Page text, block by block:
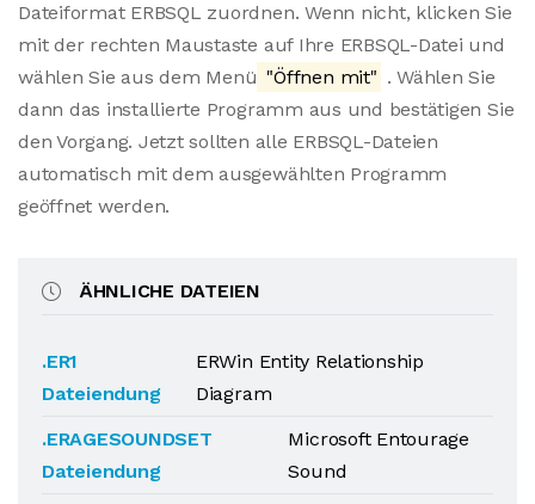
Dateiformat ERBSQL zuordnen. Wenn nicht, klicken Sie
mit der rechten Maustaste auf Ihre ERBSQL-Datei und
wählen Sie aus dem Menü "Öffnen mit" . Wählen Sie
dann das installierte Programm aus und bestätigen Sie
den Vorgang. Jetzt sollten alle ERBSQL-Dateien
automatisch mit dem ausgewählten Programm
geöffnet werden.
ÄHNLICHE DATEIEN
.ER1
Dateiendung
ERWin Entity Relationship
Diagram
.ERAGESOUNDSET
Dateiendung
Microsoft Entourage
Sound